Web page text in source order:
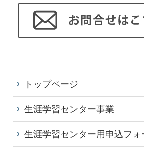
トップページ
生涯学習センター事業
生涯学習センター用申込フォ